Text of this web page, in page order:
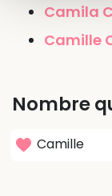
Camila
Camille
Nombre
Camille